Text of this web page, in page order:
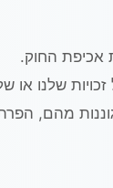
אכיפת החוק.
שלנו או
מהם,